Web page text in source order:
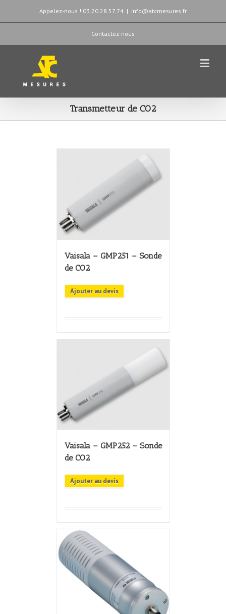
Appelez-nous ! 03.20.28.57.74 | info@atcmesures.fr
Contactez-nous
Transmetteur de CO2
Vaisala – GMP251 – Sonde
de CO2
Ajouter au devis
Vaisala – GMP252 – Sonde
de CO2
Ajouter au devis